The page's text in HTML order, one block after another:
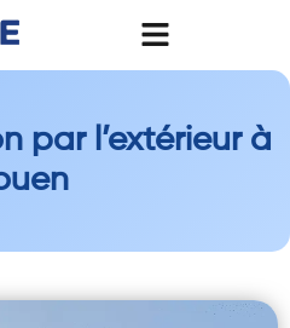
par l’extérieur à